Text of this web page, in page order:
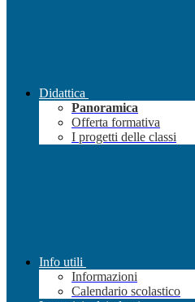
Didattica
Panoramica
Offerta formativa
I progetti delle classi
Info utili
Informazioni
Calendario scolastico